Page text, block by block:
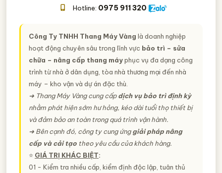
Hotline: 0975 911 320
Công Ty TNHH Thang Máy Vàng là doanh nghiệp
hoạt động chuyên sâu trong lĩnh vực bảo trì – sửa
chữa – nâng cấp thang máyphục vụ đa dạng công
trình từ nhà ở dân dụng, tòa nhà thương mại đến nhà
máy – kho vận và dự án đặc thù.
➜ Thang Máy Vàng cung cấpdịch vụ bảo trì định kỳ
nhằm phát hiện sớm hư hỏng, kéo dài tuổi thọ thiết bị
và đảm bảo an toàn trong quá trình vận hành.
➜ Bên cạnh đó, công ty cung ứnggiải pháp nâng
cấp và cải tạo theo yêu cầu của khách hàng.
⭐️ GIÁ TRỊ KHÁC BIỆT:
01 - Kiểm tra nhiều cấp, kiểm định độc lập, tuân thủ